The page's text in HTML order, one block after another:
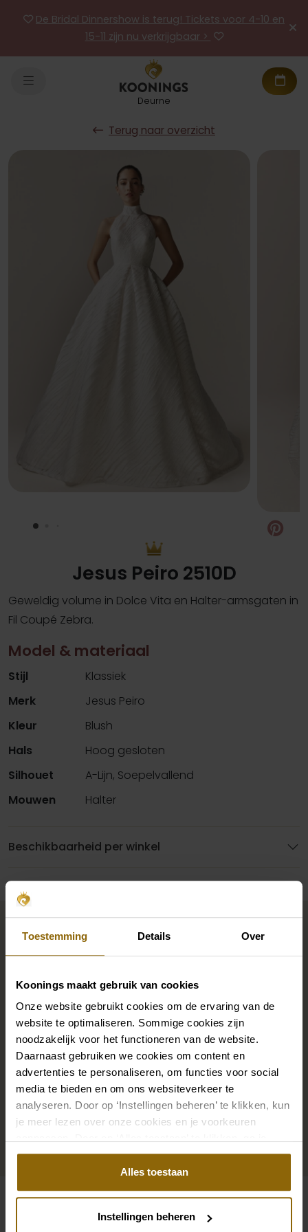
Toestemming Details Over
Koonings maakt gebruik van cookies
Onze website gebruikt cookies om de ervaring van de
website te optimaliseren. Sommige cookies zijn
noodzakelijk voor het functioneren van de website.
Daarnaast gebruiken we cookies om content en
advertenties te personaliseren, om functies voor social
media te bieden en om ons websiteverkeer te
analyseren. Door op ‘Instellingen beheren’ te klikken, kun
je meer lezen over onze cookies en je voorkeuren
akkoord met het gebruik van alle cookies.
Alles toestaan
Instellingen beheren
De Bridal Dinnershow is terug! Tickets voor 4-10 en
15-11 zijn nu verkrijgbaar >
Deurne
Terug naar overzicht
Jesus Peiro 2510D
Geweldig volume in Dolce Vita en Halter-armsgaten in
Fil Coupé Zebra.
Model & materiaal
Stijl
Klassiek
Merk
Jesus Peiro
Kleur
Blush
Hals
Hoog gesloten
Silhouet
A-Lijn, Soepelvallend
Mouwen
Halter
Beschikbaarheid per winkel
Maak jouw bridallook
compleet
De perfecte trouwschoenen voor onder je trouwjurk,
maar ook kettingen, armbanden en oorbellen die
precies bij je bruidsjurk passen of een prachtige sluier,
haarband of haarspeld voor je bruidskapsel: jouw
bruidslook is pas af met bijpassende accessoires. Met
onze grote accessoire winkel met accessoires voor
bruid en bruidegom vind je de perfecte match met
jouw jurk of trouwkostuum.
Bekijk ook eens